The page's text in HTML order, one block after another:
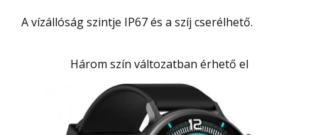
A vízállóság szintje IP67 és a szíj cserélhető.
Három szín változatban érhető el